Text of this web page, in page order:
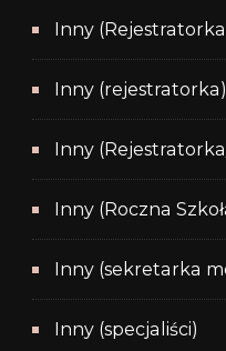
Inny
Inny (rejestratorka)
Inny
Inny (Roczna
Inny (sekretarka
Inny (specjaliści)